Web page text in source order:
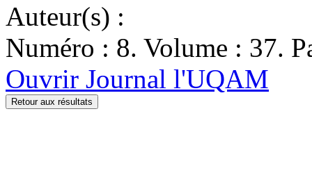
Auteur(s) :
Numéro : 8. Volume : 37.
Ouvrir Journal l'UQAM
Retour aux résultats